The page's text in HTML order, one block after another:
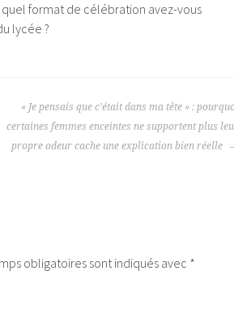
format de célébration avez-vous
lycée ?
« Je pensais que c’était dans ma tête » :
certaines femmes enceintes ne supportent plus
propre odeur cache une explication bien réelle
obligatoires sont indiqués avec *